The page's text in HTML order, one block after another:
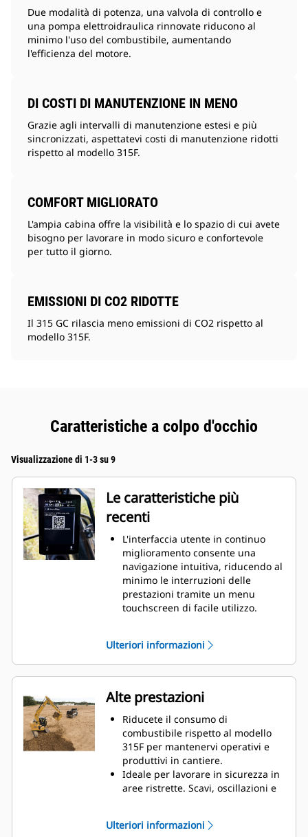
Due modalità di potenza, una valvola di controllo e
una pompa elettroidraulica rinnovate riducono al
minimo l'uso del combustibile, aumentando
l'efficienza del motore.
DI COSTI DI MANUTENZIONE IN MENO
Grazie agli intervalli di manutenzione estesi e più
sincronizzati, aspettatevi costi di manutenzione ridotti
rispetto al modello 315F.
COMFORT MIGLIORATO
L'ampia cabina offre la visibilità e lo spazio di cui avete
bisogno per lavorare in modo sicuro e confortevole
per tutto il giorno.
EMISSIONI DI CO2 RIDOTTE
Il 315 GC rilascia meno emissioni di CO2 rispetto al
modello 315F.
Caratteristiche a colpo d'occhio
Visualizzazione di 1-3 su 9
Le caratteristiche più
recenti
L'interfaccia utente in continuo
miglioramento consente una
navigazione intuitiva, riducendo al
minimo le interruzioni delle
prestazioni tramite un menu
touchscreen di facile utilizzo.
schermata.
La posizione di scorrimento viene
ricordata durante la navigazione
nei menu.
La vista telecamera viene mostrata
mentre si visualizza il menu e si
sposta la leva.
Utilizzate il codice QR sul monitor
per maggiori informazioni sulle
caratteristiche della macchina e
della tecnologia grazie a una suite
Ulteriori informazioni
Alte prestazioni
Riducete il consumo di
combustibile rispetto al modello
315F per mantenervi operativi e
produttivi in cantiere.
Ideale per lavorare in sicurezza in
aree ristrette. Scavi, oscillazioni e
Lavorate facilmente sulle
Ulteriori informazioni